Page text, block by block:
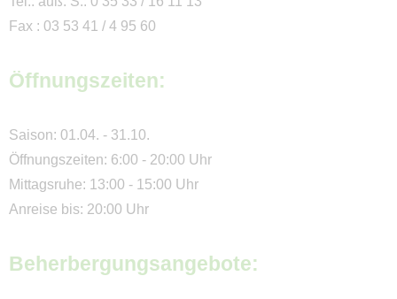
Potsdam
Havelland
Aktivitäten
Radwandern / Radfahren
Stadt und Kultur
Freizeit Aktiv
Wasser
Fax : 03 53 41 / 4 95 60
Öffnungszeiten:
Saison: 01.04. - 31.10.
Öffnungszeiten: 6:00 - 20:00 Uhr
Mittagsruhe: 13:00 - 15:00 Uhr
Anreise bis: 20:00 Uhr
Beherbergungsangebote: